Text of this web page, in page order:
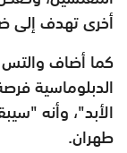
أخرى تهدف إلى
كما أضاف والتس
الدبلوماسية
الأبد"، وأنه
طهران.